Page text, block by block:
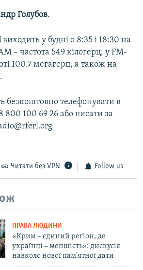
Голубов.
виходить у будні о 8:35 і 18:30 на
– частота 549 кілогерц, у FM-
100.7 мегагерц, а також на
.
телефонувати в
800 100 69 26 або писати за
Читати без VPN Follow us
ПРАВА ЛЮДИНИ
«Крим – єдиний регіон, де
українці – меншість»: дискусія
навколо нової пам'ятної дати